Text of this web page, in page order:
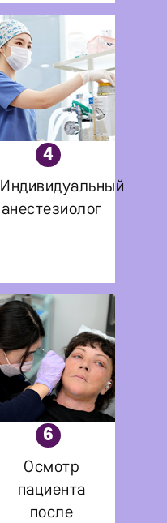
4
Индивидуальный
анестезиолог
6
Осмотр
пациента
после